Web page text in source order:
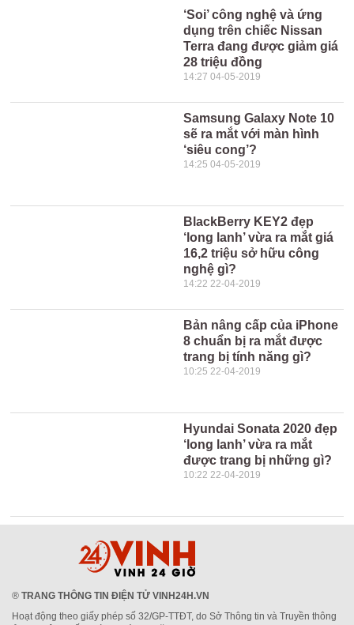
‘Soi’ công nghệ và ứng
dụng trên chiếc Nissan
Terra đang được giảm giá
28 triệu đồng
14:27 04-05-2019
Samsung Galaxy Note 10
sẽ ra mắt với màn hình
‘siêu cong’?
14:25 04-05-2019
BlackBerry KEY2 đẹp
‘long lanh’ vừa ra mắt giá
16,2 triệu sở hữu công
nghệ gì?
14:22 22-04-2019
Bản nâng cấp của iPhone
8 chuẩn bị ra mắt được
trang bị tính năng gì?
10:25 22-04-2019
Hyundai Sonata 2020 đẹp
‘long lanh’ vừa ra mắt
được trang bị những gì?
10:22 22-04-2019
® TRANG THÔNG TIN ĐIỆN TỬ VINH24H.VN
Hoạt động theo giấy phép số 32/GP-TTĐT, do Sở Thông tin và Truyền thông